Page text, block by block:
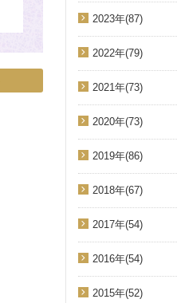
2023年(87)
2022年(79)
2021年(73)
2020年(73)
2019年(86)
2018年(67)
2017年(54)
2016年(54)
2015年(52)